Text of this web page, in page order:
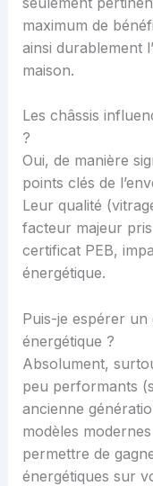
maximum de
ainsi durablement
maison.
Les châssis
?
Oui, de manière
points clés de
Leur qualité
facteur majeur
certificat PEB,
énergétique.
Puis-je espérer
énergétique ?
Absolument,
peu performants
ancienne
modèles
permettre de
énergétiques sur